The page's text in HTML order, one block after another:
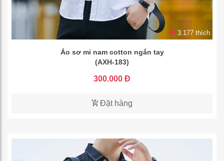
3.177 thích
Áo sơ mi nam cotton ngắn tay
(AXH-183)
300.000 Đ
Đặt hàng